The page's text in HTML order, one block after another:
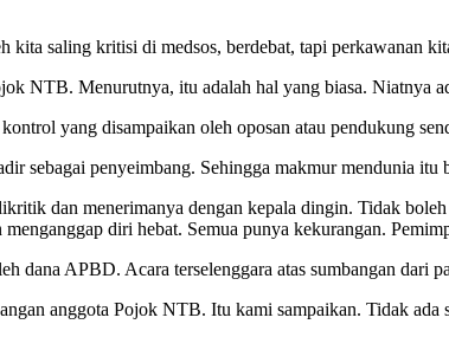
saling kritisi di medsos, berdebat, tapi perkawanan
NTB. Menurutnya, itu adalah hal yang biasa. Niatnya
yang disampaikan oleh oposan atau pendukung
sebagai penyeimbang. Sehingga makmur mendunia itu
dan menerimanya dengan kepala dingin. Tidak
diri hebat. Semua punya kekurangan.
dana APBD. Acara terselenggara atas sumbangan dari
anggota Pojok NTB. Itu kami sampaikan. Tidak